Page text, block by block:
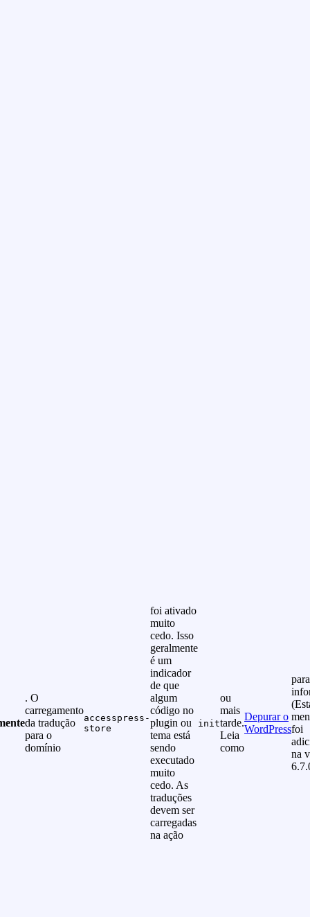
. O
carregamento
da tradução
para o
domínio
accesspress-
store
foi ativado
muito
cedo. Isso
geralmente
é um
indicador
de que
algum
código no
plugin ou
tema está
sendo
executado
muito
cedo. As
traduções
devem ser
carregadas
na ação
init
ou
mais
tarde.
Leia
como
Depurar o
WordPressfoi
na